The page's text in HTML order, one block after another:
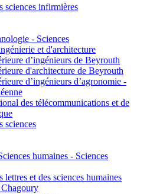
sciences infirmières
- Sciences
et d'architecture
d’ingénieurs de Beyrouth
d'architecture de Beyrouth
d’ingénieurs d’agronomie -
des télécommunications et de
sciences
humaines - Sciences
lettres et des sciences humaines